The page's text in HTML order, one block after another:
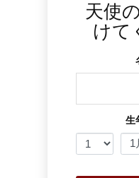
天使
けて
生